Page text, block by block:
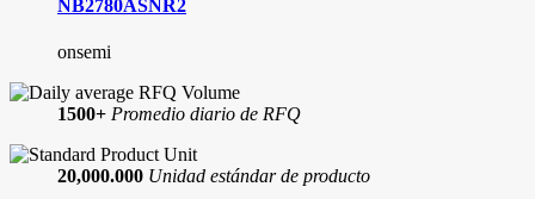
NB2780ASNR2
onsemi
1500+ Promedio diario de RFQ
20,000.000 Unidad estándar de producto